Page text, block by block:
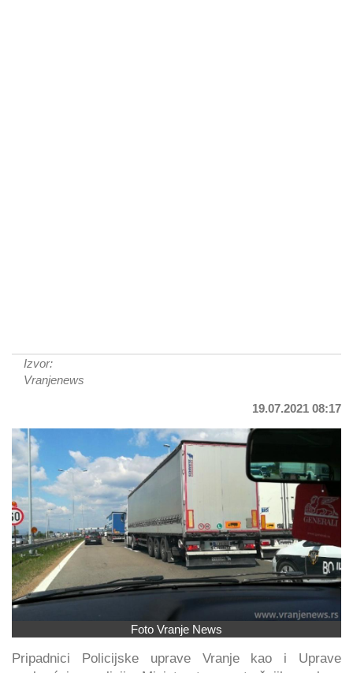
Izvor:
Vranjenews
19.07.2021 08:17
Foto Vranje News
Pripadnici Policijske uprave Vranje kao i Uprave